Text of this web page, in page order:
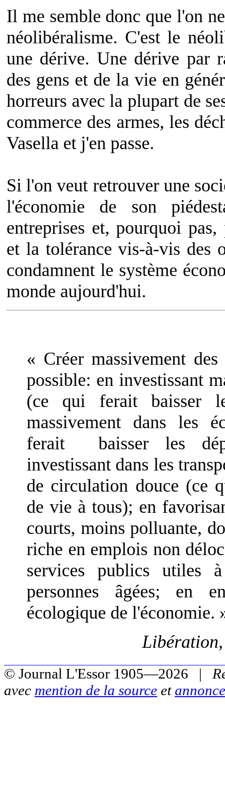
Il me semble donc que l'on
néolibéralisme. C'est le
une dérive. Une dérive par
des gens et de la vie en
horreurs avec la plupart de
commerce des armes, les
Vasella et j'en passe.
Si l'on veut retrouver une
l'économie de son
entreprises et, pourquoi
et la tolérance vis-à-vis des
condamnent le système
monde aujourd'hui.
« Créer massivement
possible: en investissant
(ce qui ferait baisser
massivement dans les
ferait baisser les
investissant dans les
de circulation douce (ce
de vie à tous); en
courts, moins polluante,
riche en emplois non
services publics utiles
personnes âgées; en
écologique de l'économie.
© Journal L'Essor 1905—2026 |
avec mention de la source et